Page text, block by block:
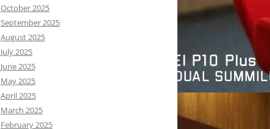
October 2025
September 2025
August 2025
July 2025
June 2025
May 2025
April 2025
March 2025
February 2025